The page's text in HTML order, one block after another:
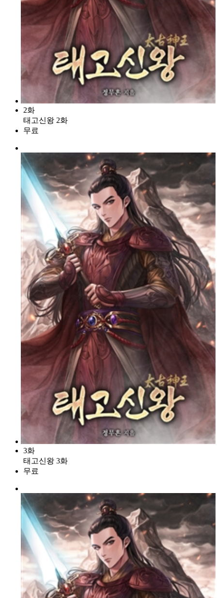
2화
태고신왕 2화
무료
3화
태고신왕 3화
무료